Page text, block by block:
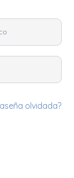
olvidada?